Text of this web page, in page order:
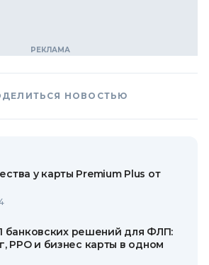
НОВОСТЬЮ
у карты Premium Plus от
банковских решений для ФЛП:
РРО и бизнес карты в одном